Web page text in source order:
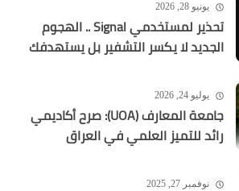
يونيو 28, 2026
تحذير لمستخدمي Signal .. الهجوم
الجديد لا يكسر التشفير بل يستهدفك
يوليو 24, 2026
جامعة المعارف (UOA): صرح أكاديمي
رائد للتميز العلمي في العراق
نوفمبر 27, 2025